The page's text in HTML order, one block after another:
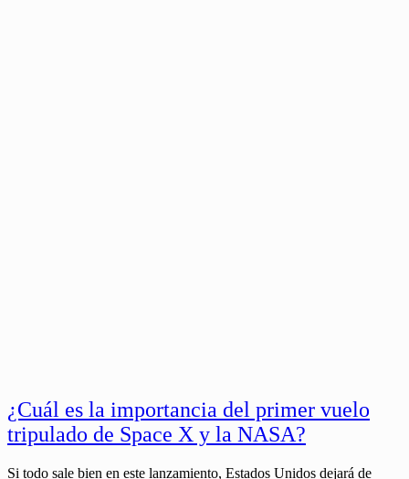
¿Cuál es la importancia del primer vuelo
tripulado de Space X y la NASA?
Si todo sale bien en este lanzamiento, Estados Unidos dejará de